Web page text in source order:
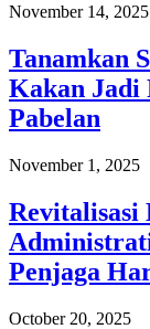
November 14, 2025
Tanamkan
Kakan Jadi
Pabelan
November 1, 2025
Revitalisasi
Penjaga
October 20, 2025